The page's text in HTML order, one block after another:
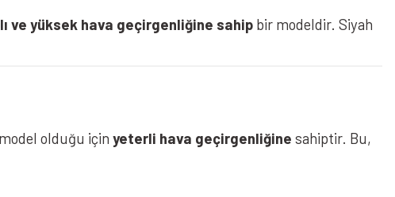
ve yüksek hava geçirgenliğine sahip bir modeldir. Siyah
olduğu için yeterli hava geçirgenliğine sahiptir. Bu,